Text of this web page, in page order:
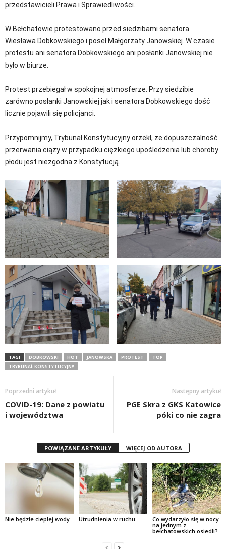
przedstawicieli Prawa i Sprawiedliwości.
W Bełchatowie protestowano przed siedzibami senatora
Wiesława Dobkowskiego i poseł Małgorzaty Janowskiej. W czasie
protestu ani senatora Dobkowskiego ani posłanki Janowskiej nie
było w biurze.
Protest przebiegał w spokojnej atmosferze. Przy siedzibie
zarówno posłanki Janowskiej jak i senatora Dobkowskiego dość
licznie pojawili się policjanci.
Przypomnijmy, Trybunał Konstytucyjny orzekł, że dopuszczalność
przerwania ciąży w przypadku ciężkiego upośledzenia lub choroby
płodu jest niezgodna z Konstytucją.
TAGI DOBKOWSKI HOT JANOWSKA PROTEST
TOP
TRYBUNAŁ KONSTYTUCYJNY
Poprzedni artykuł
COVID-19: Dane z powiatu
i województwa
Następny artykuł
PGE Skra z GKS Katowice
póki co nie zagra
POWIĄZANE ARTYKUŁY WIĘCEJ OD AUTORA
Nie będzie ciepłej wody Utrudnienia w ruchu
Co wydarzyło się w nocy
na jednym z
bełchatowskich osiedli?